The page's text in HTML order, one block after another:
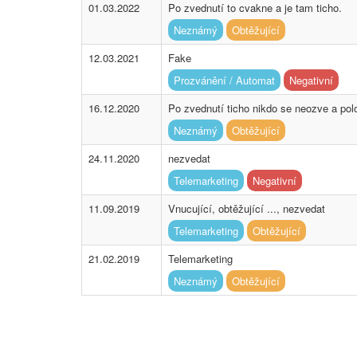
01.03.2022
Po zvednutí to cvakne a je tam ticho.
Neznámý
Obtěžující
12.03.2021
Fake
Prozvánění / Automat
Negativní
16.12.2020
Po zvednutí ticho nikdo se neozve a
Neznámý
Obtěžující
24.11.2020
nezvedat
Telemarketing
Negativní
11.09.2019
Vnucující, obtěžující ..., nezvedat
Telemarketing
Obtěžující
21.02.2019
Telemarketing
Neznámý
Obtěžující